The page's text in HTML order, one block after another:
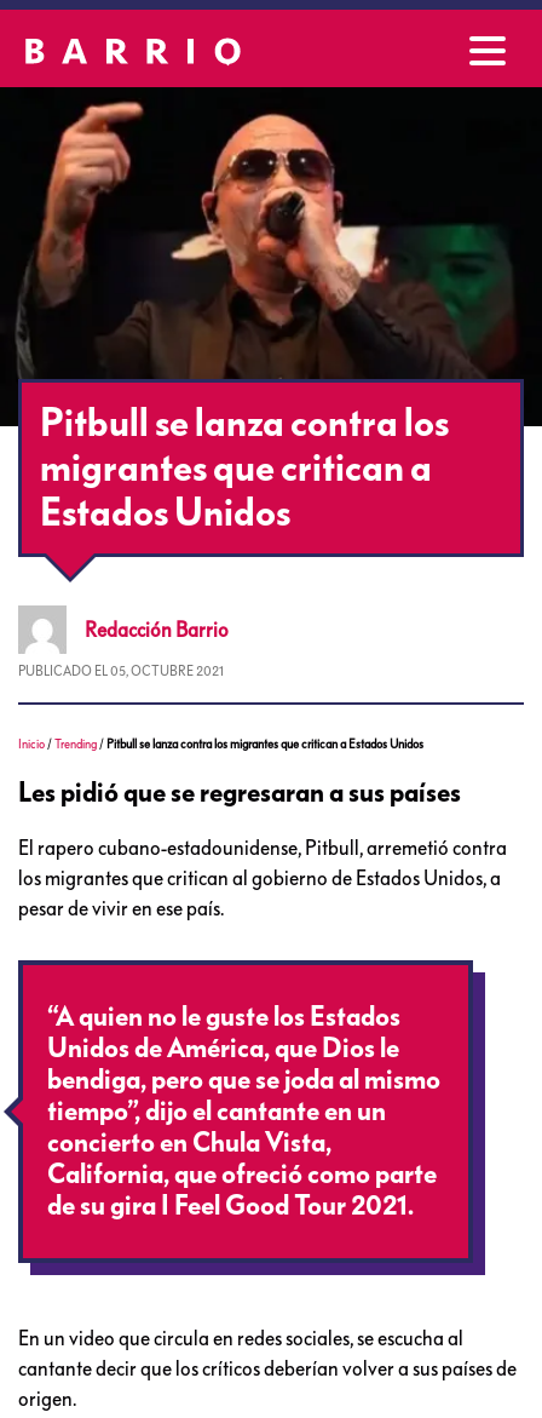
Pitbull se lanza contra los
migrantes que critican a
Estados Unidos
Redacción Barrio
PUBLICADO EL 05, OCTUBRE 2021
Inicio /Trending / Pitbull se lanza contra los migrantes que critican a Estados Unidos
Les pidió que se regresaran a sus países
El rapero cubano-estadounidense, Pitbull, arremetió contra
los migrantes que critican al gobierno de Estados Unidos, a
pesar de vivir en ese país.
“A quien no le guste los Estados
Unidos de América, que Dios le
bendiga, pero que se joda al mismo
tiempo”, dijo el cantante en un
concierto en Chula Vista,
California, que ofreció como parte
de su gira I Feel Good Tour 2021.
En un video que circula en redes sociales, se escucha al
cantante decir que los críticos deberían volver a sus países de
origen.